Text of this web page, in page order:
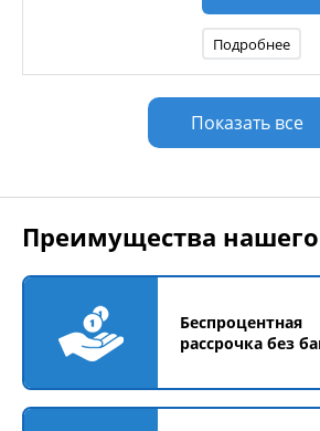
Подробнее
Показать все
Преимущества нашего
Беспроцентная
рассрочка без